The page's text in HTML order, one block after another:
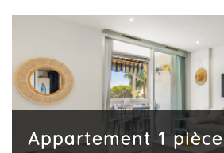
Appartement 1 pièce